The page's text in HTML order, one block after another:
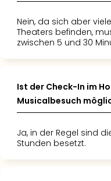
Nein, da sich aber
Theaters befinden,
zwischen 5 und 30
Ist der Check-In im
Musicalbesuch
Ja, in der Regel sind
Stunden besetzt.